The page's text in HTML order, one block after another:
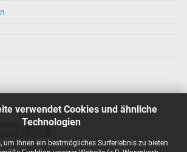
verwendet Cookies und ähnliche
Technologien
um Ihnen ein bestmögliches Surferlebnis zu bieten